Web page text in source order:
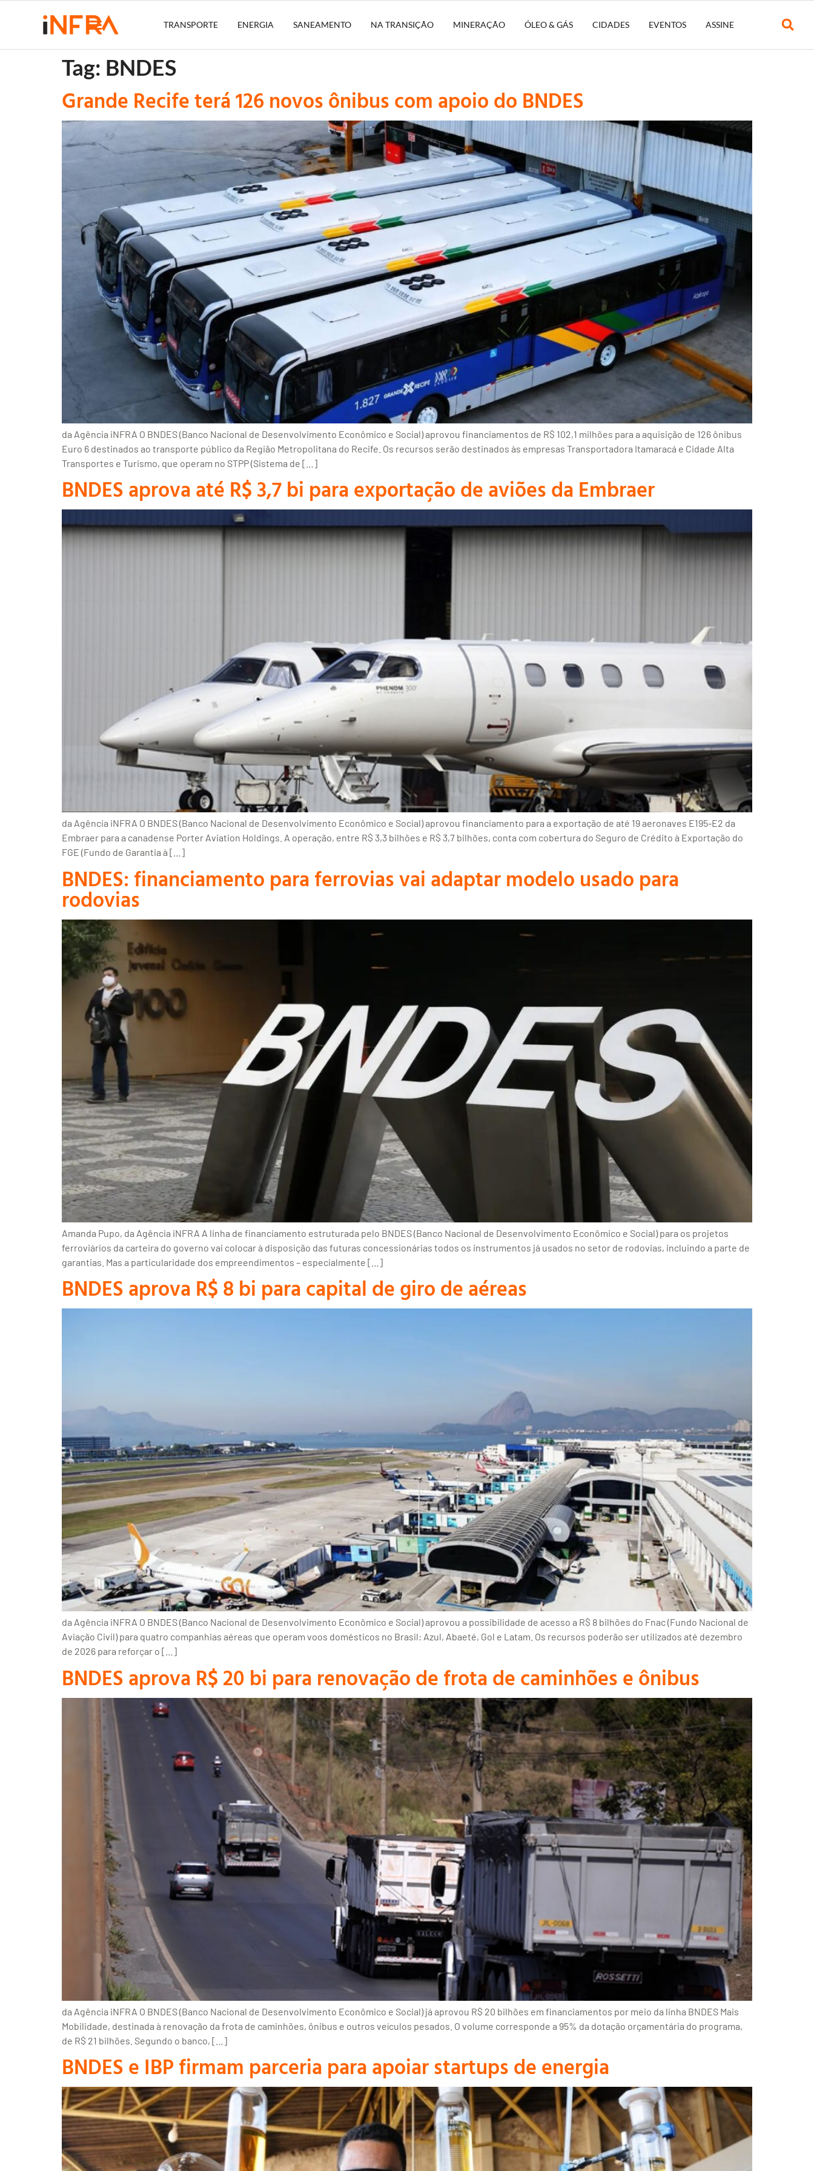
TRANSPORTE ENERGIA SANEAMENTO NA TRANSIÇÃO MINERAÇÃO ÓLEO & GÁS CIDADES EVENTOS ASSINE
Tag: BNDES
Grande Recife terá 126 novos ônibus com apoio do BNDES
da Agência iNFRA O BNDES (Banco Nacional de Desenvolvimento Econômico e Social) aprovou financiamentos de R$ 102,1 milhões para a aquisição de 126 ônibus
Euro 6 destinados ao transporte público da Região Metropolitana do Recife. Os recursos serão destinados às empresas Transportadora Itamaracá e Cidade Alta
Transportes e Turismo, que operam no STPP (Sistema de […]
BNDES aprova até R$ 3,7 bi para exportação de aviões da Embraer
da Agência iNFRA O BNDES (Banco Nacional de Desenvolvimento Econômico e Social) aprovou financiamento para a exportação de até 19 aeronaves E195-E2 da
Embraer para a canadense Porter Aviation Holdings. A operação, entre R$ 3,3 bilhões e R$ 3,7 bilhões, conta com cobertura do Seguro de Crédito à Exportação do
FGE (Fundo de Garantia à […]
BNDES: financiamento para ferrovias vai adaptar modelo usado para
rodovias
Amanda Pupo, da Agência iNFRA A linha de financiamento estruturada pelo BNDES (Banco Nacional de Desenvolvimento Econômico e Social) para os projetos
ferroviários da carteira do governo vai colocar à disposição das futuras concessionárias todos os instrumentos já usados no setor de rodovias, incluindo a parte de
garantias. Mas a particularidade dos empreendimentos – especialmente […]
BNDES aprova R$ 8 bi para capital de giro de aéreas
da Agência iNFRA O BNDES (Banco Nacional de Desenvolvimento Econômico e Social) aprovou a possibilidade de acesso a R$ 8 bilhões do Fnac (Fundo Nacional de
Aviação Civil) para quatro companhias aéreas que operam voos domésticos no Brasil: Azul, Abaeté, Gol e Latam. Os recursos poderão ser utilizados até dezembro
de 2026 para reforçar o […]
BNDES aprova R$ 20 bi para renovação de frota de caminhões e ônibus
da Agência iNFRA O BNDES (Banco Nacional de Desenvolvimento Econômico e Social) já aprovou R$ 20 bilhões em financiamentos por meio da linha BNDES Mais
Mobilidade, destinada à renovação da frota de caminhões, ônibus e outros veículos pesados. O volume corresponde a 95% da dotação orçamentária do programa,
de R$ 21 bilhões. Segundo o banco, […]
BNDES e IBP firmam parceria para apoiar startups de energia